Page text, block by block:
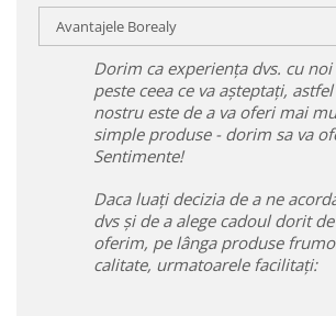
Avantajele Borealy
Dorim ca experiența dvs. cu
peste ceea ce va așteptați,
nostru este de a va oferi mai
simple produse - dorim sa va
Sentimente!
Daca luați decizia de a ne
dvs și de a alege cadoul dorit
oferim, pe lânga produse
calitate, urmatoarele facilitați: